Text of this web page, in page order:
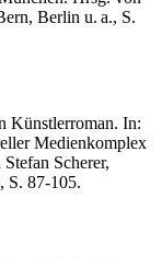
Berlin u. a., S.
Künstlerroman. In:
Medienkomplex
Scherer,
S. 87-105.